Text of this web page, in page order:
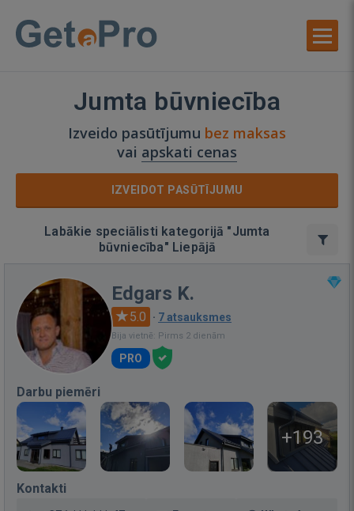
Jumta būvniecība
Izveido pasūtījumu bez maksas
vai apskati cenas
IZVEIDOT PASŪTĪJUMU
Labākie speciālisti kategorijā "Jumta
būvniecība" Liepājā
Edgars K.
5.0 · 7 atsauksmes
Bija vietnē: Pirms 2 dienām
PRO
Darbu piemēri
+193
Kontakti